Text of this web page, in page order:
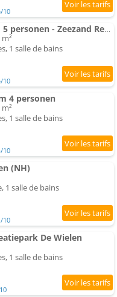
/10
Vakantiehuisje Zand 5 personen - Zeezand Recreatie
1 salle de bains
/10
4 personen
1 salle de bains
/10
(NH)
1 salle de bains
/10
De Wielen
1 salle de bains